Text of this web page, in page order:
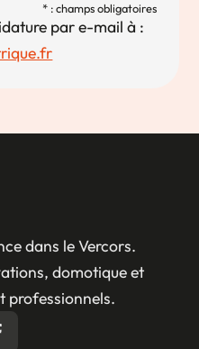
* : champs obligatoires
par e-mail à :
dans le Vercors.
domotique et
professionnels.